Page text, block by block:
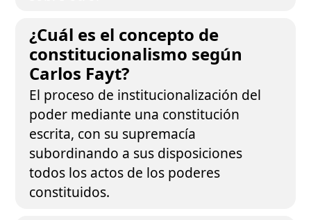
¿Cuál es el concepto de
constitucionalismo según
Carlos Fayt?
El proceso de institucionalización del
poder mediante una constitución
escrita, con su supremacía
subordinando a sus disposiciones
todos los actos de los poderes
constituidos.